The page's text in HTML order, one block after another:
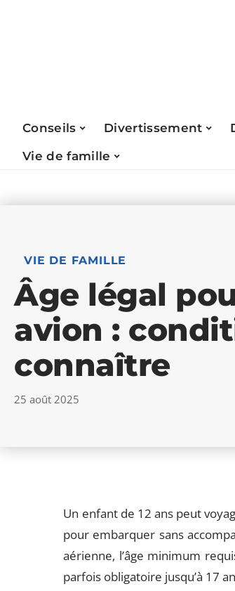
Conseils Divertissement
Vie de famille
VIE DE FAMILLE
Âge légal
avion :
connaître
25 août 2025
Un enfant de 12 ans peut
pour embarquer sans
aérienne, l’âge minimum
parfois obligatoire jusqu’à 17